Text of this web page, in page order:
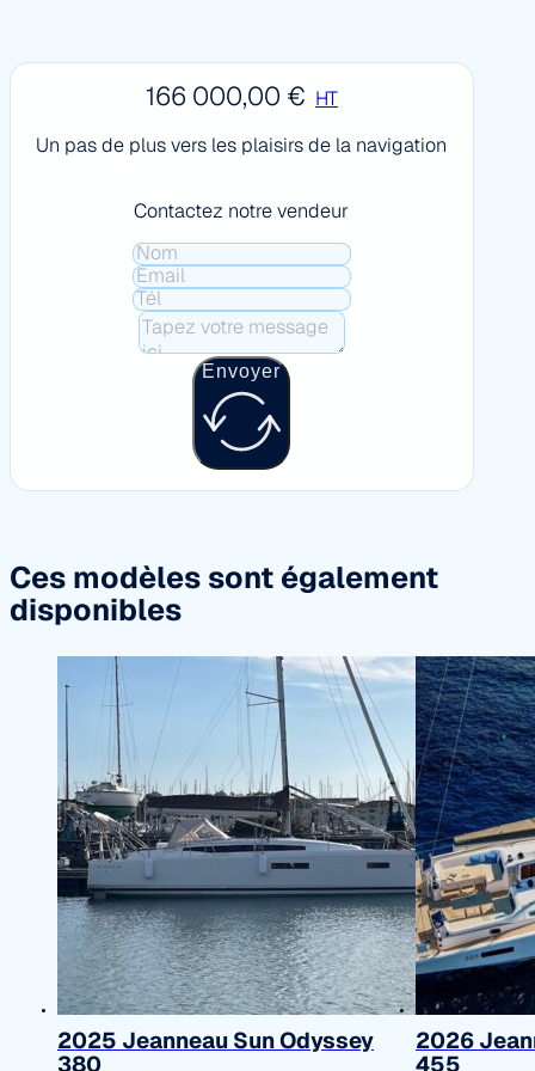
166 000,00 € HT
Un pas de plus vers les plaisirs de la navigation
Contactez notre vendeur
Envoyer
Ces modèles sont également
disponibles
2025 Jeanneau Sun Odyssey
380
2026
455